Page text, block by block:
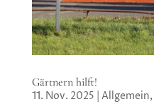
Gärtnern hilft!
11. Nov. 2025 Allgemein,